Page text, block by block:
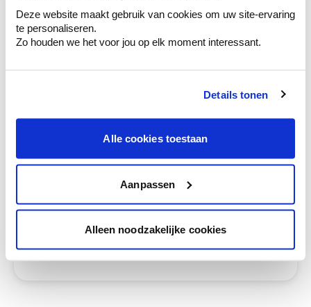
Deze website maakt gebruik van cookies om uw site-ervaring
te personaliseren.
Zo houden we het voor jou op elk moment interessant.
Details tonen
Alle cookies toestaan
Aanpassen
Alleen noodzakelijke cookies
Krijg kleuradvies op basis van de lichtinval
en je meubels.
Krijg ineens een technologische check-up
Bekijk je kleur in de winkel
Ontdek er kleurechte stalen van je
te verfijnen.
Krijg persoonlijk advies om kleuren te
combineren.